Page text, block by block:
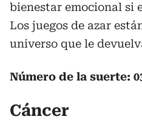
bienestar emocional si
Los juegos de azar
universo que le
Número de la suerte:
Cáncer